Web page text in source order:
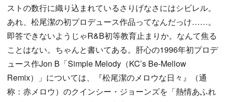
ストの数行に織り込まれているさりげなさにはシビレル。
あれ、松尾潔の初プロデュース作品ってなんだっけ……。
即答できないようじゃR&B初等教育止まりか。なんて焦る
ことはない。ちゃんと書いてある。肝心の1996年初プロデ
ュース作Jon B「Simple Melody（KC’s Be-Mellow
Remix）」については、『松尾潔のメロウな日々』（通
称：赤メロウ）のクインシー・ジョーンズを「熱情あふれ